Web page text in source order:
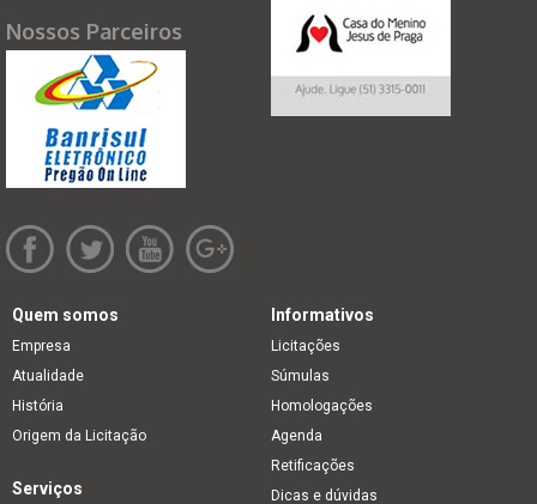
Nossos Parceiros
Quem somos
Empresa
Atualidade
História
Origem da Licitação
Informativos
Licitações
Súmulas
Homologações
Agenda
Retificações
Dicas e dúvidas
Serviços